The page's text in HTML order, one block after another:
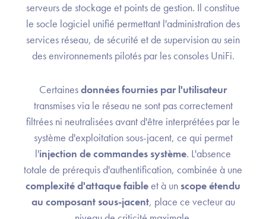
serveurs de stockage et points de gestion. Il constitue
le socle logiciel unifié permettant l'administration des
services réseau, de sécurité et de supervision au sein
des environnements pilotés par les consoles UniFi.
Certainesdonnées fournies par l'utilisateur
transmises via le réseau ne sont pas correctement
filtrées ni neutralisées avant d'être interprétées par le
système d'exploitation sous-jacent, ce qui permet
l'injection de commandes système. L'absence
totale de prérequis d'authentification, combinée à une
complexité d'attaque faibleet à un scope étendu
au composant sous-jacent, place ce vecteur au